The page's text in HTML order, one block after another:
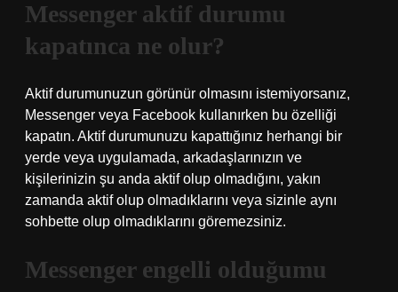
Messenger aktif durumu
kapatınca ne olur?
Aktif durumunuzun görünür olmasını istemiyorsanız,
Messenger veya Facebook kullanırken bu özelliği
kapatın. Aktif durumunuzu kapattığınız herhangi bir
yerde veya uygulamada, arkadaşlarınızın ve
kişilerinizin şu anda aktif olup olmadığını, yakın
zamanda aktif olup olmadıklarını veya sizinle aynı
sohbette olup olmadıklarını göremezsiniz.
Messenger engelli olduğumu